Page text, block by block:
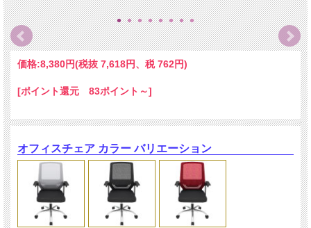
価格:8,380円(税抜 7,618円、税 762円)
[ポイント還元 83ポイント～]
オフィスチェア カラー バリエーション